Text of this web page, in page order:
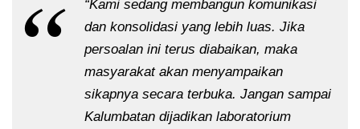
“Kami sedang membangun komunikasi
dan konsolidasi yang lebih luas. Jika
persoalan ini terus diabaikan, maka
masyarakat akan menyampaikan
sikapnya secara terbuka. Jangan sampai
Kalumbatan dijadikan laboratorium